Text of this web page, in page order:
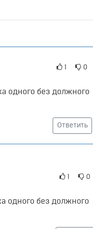
1 0
одного без должного
Ответить
1 0
одного без должного